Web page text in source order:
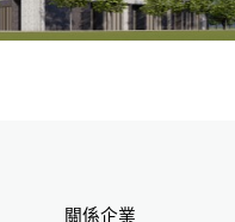
關係企業